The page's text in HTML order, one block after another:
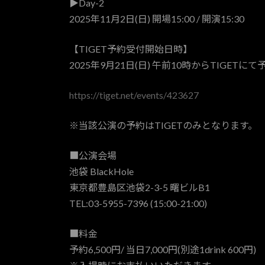
▶Day-2
2025年11月2日(日) 開場15:00 / 開演15:30
【TIGET予約受付開始日時】
2025年9月21日(日) 午前10時からTIGETにて
https://tiget.net/events/423627
※当該公演の予約はTIGETのみとなります。
■公演会場
池袋 BlackHole
東京都豊島区池袋2-3-5 曙ビルB1
TEL:03-5955-7396 (15:00-21:00)
■料金
予約6,500円/ 当日7,000円(別途1drink 600円)